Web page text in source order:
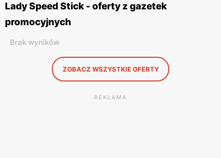
Lady Speed Stick - oferty z gazetek
promocyjnych
Brak wyników
ZOBACZ WSZYSTKIE OFERTY
REKLAMA